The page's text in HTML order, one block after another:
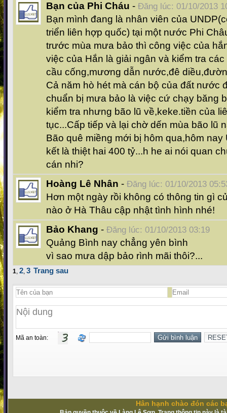
Bạn của Phi Cháu - Đăng lúc: 01/10/2013
Bạn mình đang là nhân viên của
triển liên hợp quốc) tại một nước Phi
trước mùa mưa bảo thì công việc của
việc của Hắn là giải ngân và kiểm tra
cầu cống,mương dẫn nước,đê
Cả năm hò hét mà cán bộ của đất nước
chuẩn bị mưa bảo là việc cứ chạy băng
kiểm tra nhưng bão lũ về,keke.tiền của
tục...Cấp tiếp và lại chờ dến mùa bão lũ
Bão quê miềng mới bị hôm qua,hôm
kết là thiệt hai 400 tỷ...h he ai nói quan
cán nhi?
Hoàng Lê Nhân - Đăng lúc: 01/10/2013
Hơn một ngày rồi không có thông tin gì
nào ở Hà Thâu cập nhật tình hình nhé!
Bảo Khang - Đăng lúc: 01/10/2013 03:19
Quảng Bình nay chẳng yên bình
vì sao mưa dập bảo rình mãi thôi?...
1, 2, 3 Trang sau
Mã an toàn:
Hân hạnh chào đón các